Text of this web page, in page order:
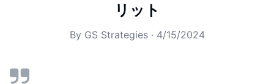
リット
By GS Strategies· 4/15/2024